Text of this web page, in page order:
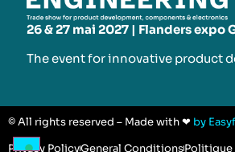
26 & 27 mai 2027 | Flanders expo
The event for innovative product
© All rights reserved – Made with ❤ by
Privacy PolicyGeneral ConditionsPolitique